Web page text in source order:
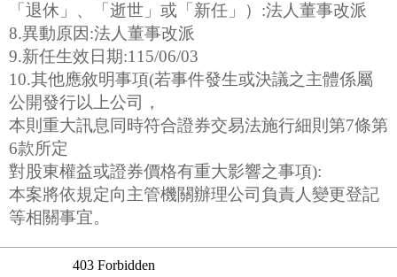
「退休」、「逝世」或「新任」）:法人董事改派
8.異動原因:法人董事改派
9.新任生效日期:115/06/03
10.其他應敘明事項(若事件發生或決議之主體係屬
公開發行以上公司，
本則重大訊息同時符合證券交易法施行細則第7條第
6款所定
對股東權益或證券價格有重大影響之事項):
本案將依規定向主管機關辦理公司負責人變更登記
等相關事宜。